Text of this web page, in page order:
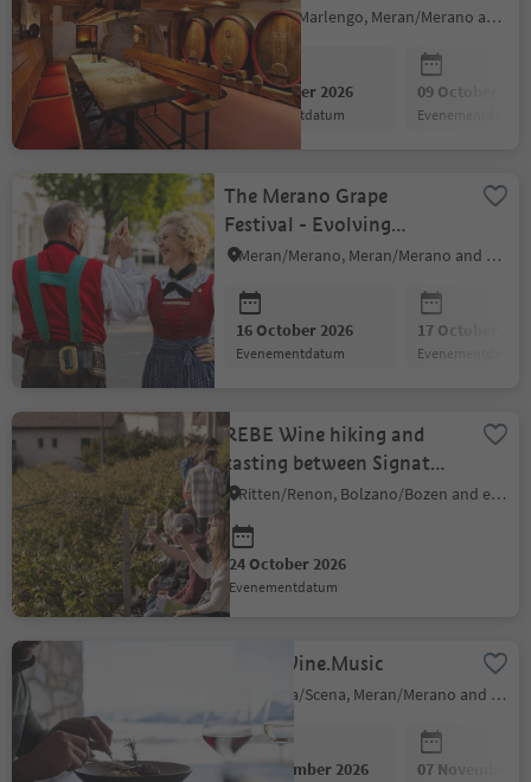
cellar
Marling/Marlengo, Meran/Merano and environs
02 October 2026
evenementdatum
09 October
evenementdatum
The Merano Grape
Festival - Evolving
tradition
Meran/Merano, Meran/Merano and environs
16 October 2026
evenementdatum
17 October
evenementdatum
REBE Wine hiking and
tasting between Signat
and Rentsch
Ritten/Renon, Bolzano/Bozen and environs
24 October 2026
evenementdatum
Game.Wine.Music
Schenna/Scena, Meran/Merano and environs
06 November 2026 07 November